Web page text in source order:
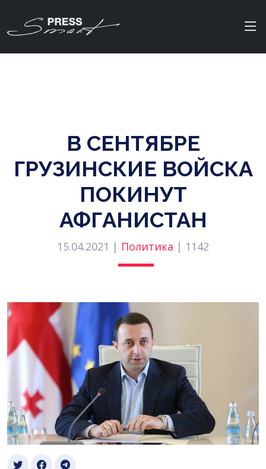
В СЕНТЯБРЕ
ГРУЗИНСКИЕ ВОЙСКА
ПОКИНУТ
АФГАНИСТАН
15.04.2021 | Политика | 1142